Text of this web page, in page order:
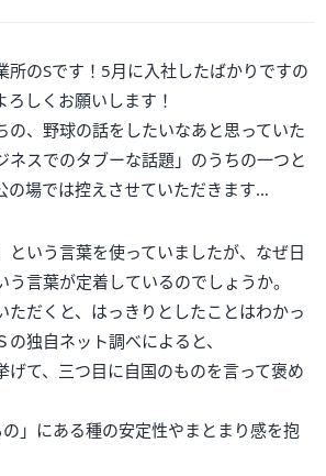
所のSです！5月に入社したばかりですの
しくお願いします！
の、野球の話をしたいなあと思っていた
ネスでのタブーな話題」のうちの一つと
の場では控えさせていただきます…
という言葉を使っていましたが、なぜ日
言葉が定着しているのでしょうか。
ただくと、はっきりとしたことはわかっ
独自ネット調べによると、
て、三つ目に自国のものを言って褒め
」にある種の安定性やまとまり感を抱